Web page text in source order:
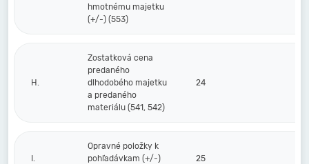
hmotnému majetku
(+/-) (553)
H.
Zostatková cena
predaného
dlhodobého majetku
a predaného
materiálu (541, 542)
24
I.
Opravné položky k
pohľadávkam (+/-)
25